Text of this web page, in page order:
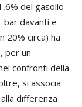
del gasolio
bar davanti e
20% circa) ha
per un
confronti della
si associa
differenza